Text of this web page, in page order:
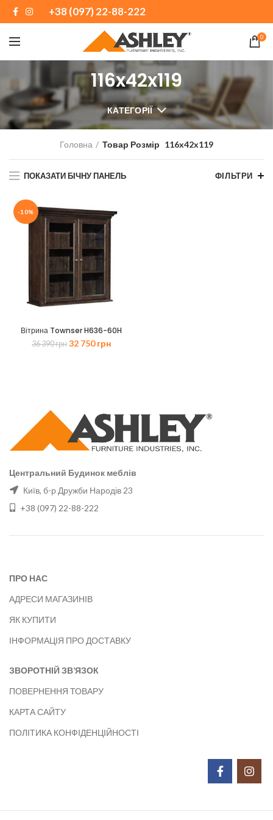
+38 (097) 22-88-222
0
116x42x119
КАТЕГОРІЇ
Головна Товар Розмір 116x42x119
ПОКАЗАТИ БІЧНУ ПАНЕЛЬ ФІЛЬТРИ
-10%
Вітрина Townser H636-60H
36 390грн Оригінальна
32 750грнПоточна
Центральний Будинок меблів
Київ, б-р Дружби Народів 23
+38 (097) 22-88-222
ПРО НАС
АДРЕСИ МАГАЗИНІВ
ЯК КУПИТИ
ІНФОРМАЦІЯ ПРО ДОСТАВКУ
ЗВОРОТНІЙ ЗВ’ЯЗОК
ПОВЕРНЕННЯ ТОВАРУ
КАРТА САЙТУ
ПОЛІТИКА КОНФІДЕНЦІЙНОСТІ